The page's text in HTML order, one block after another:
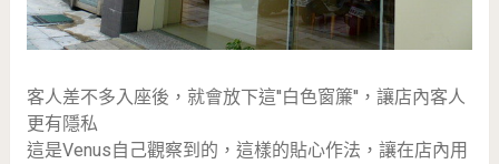
客人差不多入座後，就會放下這''白色窗簾''，讓店內客人
更有隱私
這是Venus自己觀察到的，這樣的貼心作法，讓在店內用